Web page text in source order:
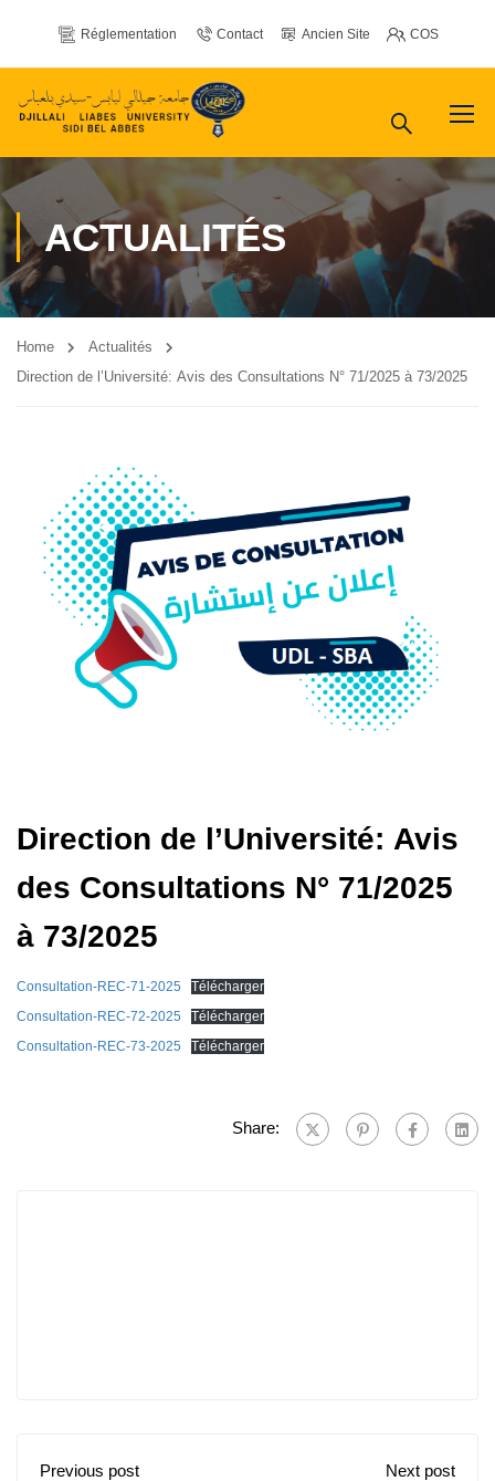
Réglementation Contact Ancien Site COS
ACTUALITÉS
Home
Actualités
Direction de l’Université: Avis des Consultations N° 71/2025 à 73/2025
Direction de l’Université: Avis
des Consultations N° 71/2025
à 73/2025
Consultation-REC-71-2025
Télécharger
Consultation-REC-72-2025
Télécharger
Consultation-REC-73-2025
Télécharger
Share:
Previous post
Next post